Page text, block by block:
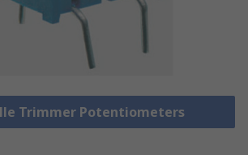
Trimmer Potentiometers